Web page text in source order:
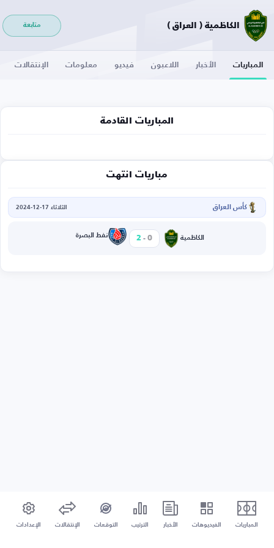
الكاظمية ( العراق ) متابعة
المباريات الأخبار اللاعبون فيديو معلومات الإنتقالات
المباريات القادمة
مباريات انتهت
كأس العراق الثلاثاء 17-12-2024
الكاظمية 0
-
2 نفط البصرة
المباريات الفيديوهات الأخبار الترتيب التوقعات الإنتقالات الإعدادات